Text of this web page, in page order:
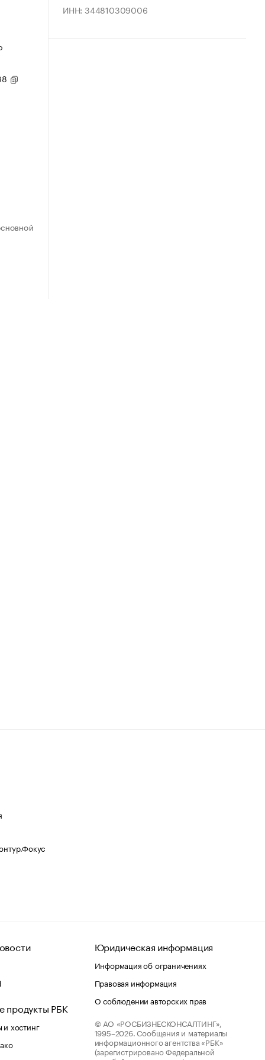
ИНН: 344810309006
продукты РБК
хостинг
Юридическая информация
Информация об ограничениях
Правовая информация
О соблюдении авторских прав
© АО «РОСБИЗНЕСКОНСАЛТИНГ»,
1995–2026. Сообщения и материалы
информационного агентства «РБК»
(зарегистрировано Федеральной